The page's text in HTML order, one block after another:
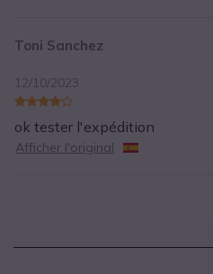
Toni Sanchez
12/10/2023
ok tester l'expédition
Afficher l'original